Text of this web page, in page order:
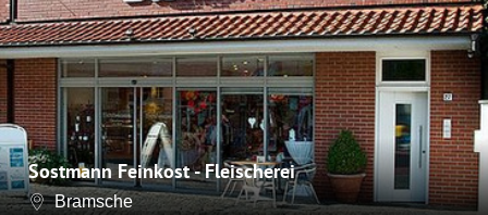
Sostmann Feinkost - Fleischerei
Bramsche